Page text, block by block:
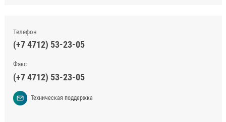
Телефон
(+7 4712) 53-23-05
Факс
(+7 4712) 53-23-05
Техническая поддержка